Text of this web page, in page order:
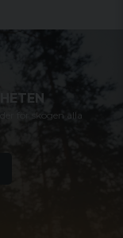
för skogen alla